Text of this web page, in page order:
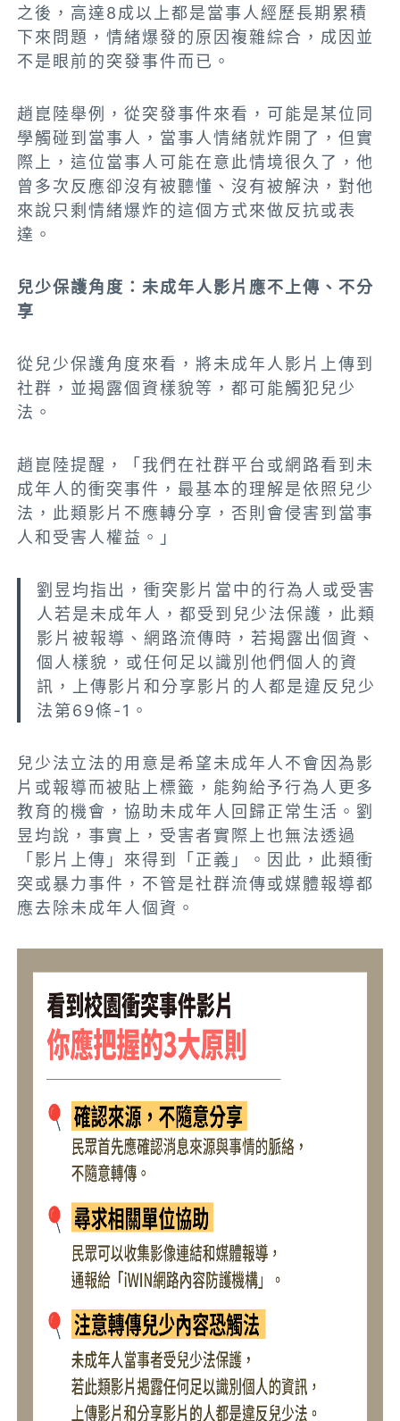
之後，高達8成以上都是當事人經歷長期累積
下來問題，情緒爆發的原因複雜綜合，成因並
不是眼前的突發事件而已。
趙崑陸舉例，從突發事件來看，可能是某位同
學觸碰到當事人，當事人情緒就炸開了，但實
際上，這位當事人可能在意此情境很久了，他
曾多次反應卻沒有被聽懂、沒有被解決，對他
來說只剩情緒爆炸的這個方式來做反抗或表
達。
兒少保護角度：未成年人影片應不上傳、不分
享
從兒少保護角度來看，將未成年人影片上傳到
社群，並揭露個資樣貌等，都可能觸犯兒少
法。
趙崑陸提醒，「我們在社群平台或網路看到未
成年人的衝突事件，最基本的理解是依照兒少
法，此類影片不應轉分享，否則會侵害到當事
人和受害人權益。」
劉昱均指出，衝突影片當中的行為人或受害
人若是未成年人，都受到兒少法保護，此類
影片被報導、網路流傳時，若揭露出個資、
個人樣貌，或任何足以識別他們個人的資
訊，上傳影片和分享影片的人都是違反兒少
法第69條-1。
兒少法立法的用意是希望未成年人不會因為影
片或報導而被貼上標籤，能夠給予行為人更多
教育的機會，協助未成年人回歸正常生活。劉
昱均說，事實上，受害者實際上也無法透過
「影片上傳」來得到「正義」。因此，此類衝
突或暴力事件，不管是社群流傳或媒體報導都
應去除未成年人個資。